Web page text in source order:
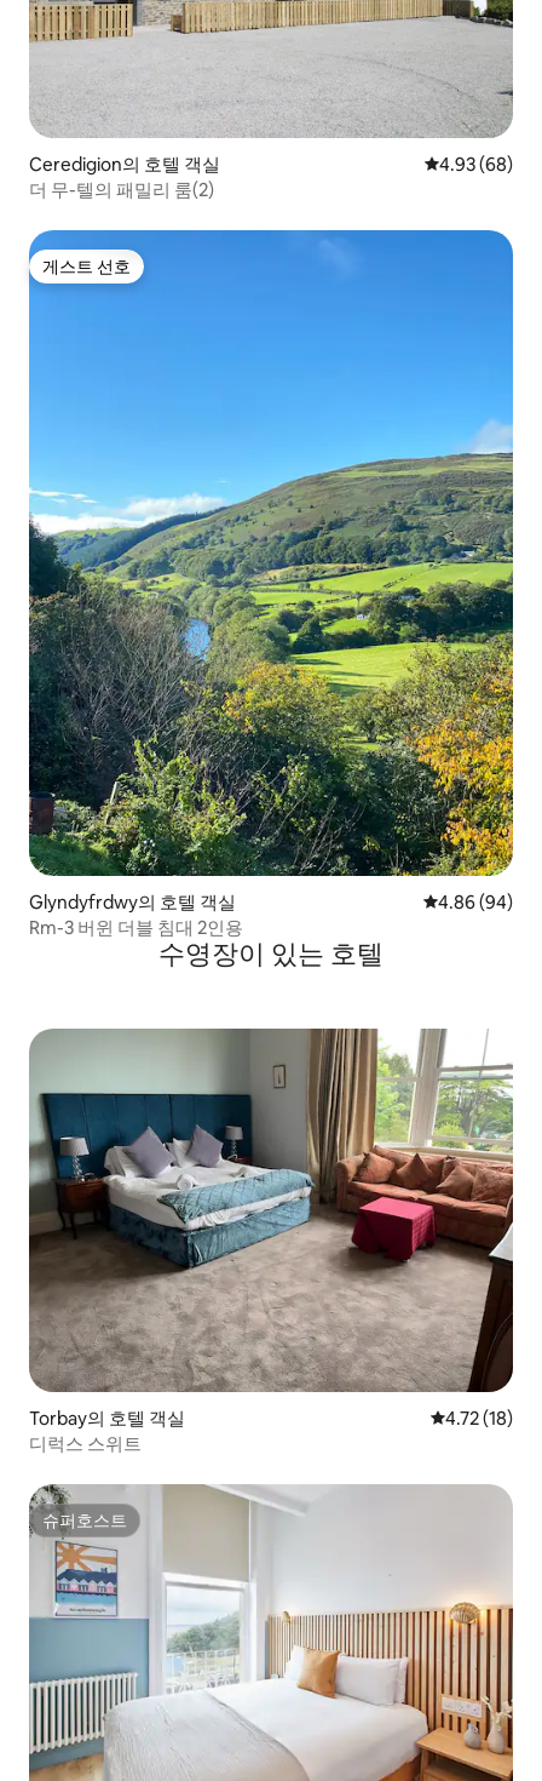
Ceredigion의 호텔 객실 평점 4.93점(5
4.93 (68)
더 무-텔의 패밀리 룸(2)
게스트 선호
게스트 선호
Glyndyfrdwy의 호텔 객실 평점 4.86점(5
4.86 (94)
Rm-3 버윈 더블 침대 2인용
수영장이 있는 호텔
Torbay의 호텔 객실 평점 4.72점
4.72 (18)
디럭스 스위트
슈퍼호스트
슈퍼호스트